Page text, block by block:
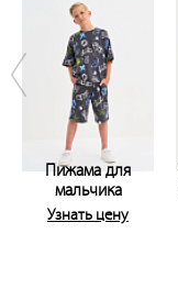
Пижама для
мальчика
Узнать цену